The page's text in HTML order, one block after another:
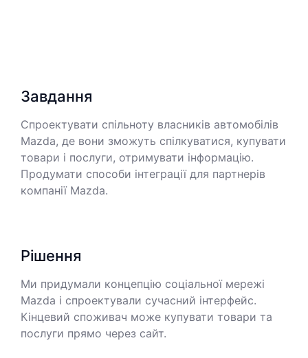
Завдання
Спроектувати спільноту власників автомобілів
Mazda, де вони зможуть спілкуватися, купувати
товари і послуги, отримувати інформацію.
Продумати способи інтеграції для партнерів
компанії Mazda.
Рішення
Ми придумали концепцію соціальної мережі
Mazda і спроектували сучасний інтерфейс.
Кінцевий споживач може купувати товари та
послуги прямо через сайт.